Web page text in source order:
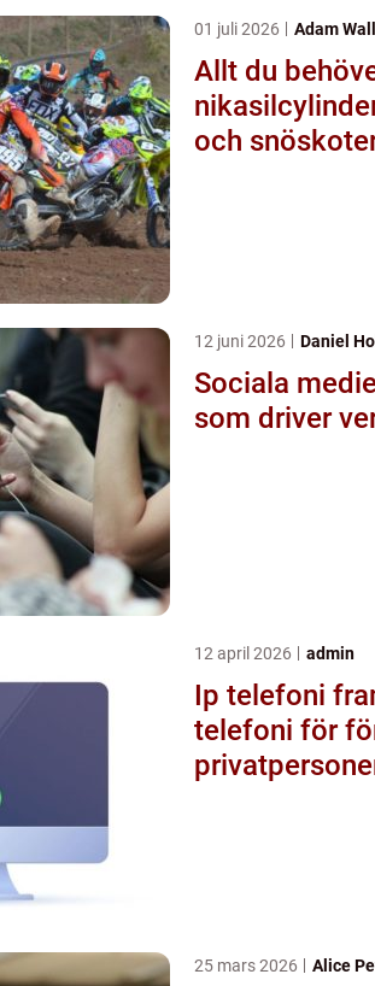
01 juli 2026 Adam
Allt du
och
12 juni 2026 Daniel
Sociala
som driver
12 april 2026 admin
Ip telefoni framtidens smarta
telefoni för
25 mars 2026 Alice